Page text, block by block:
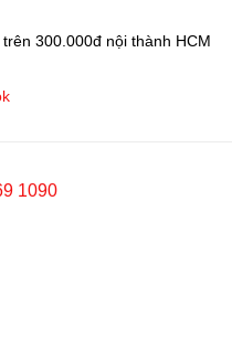
300.000đ nội thành HCM
1090